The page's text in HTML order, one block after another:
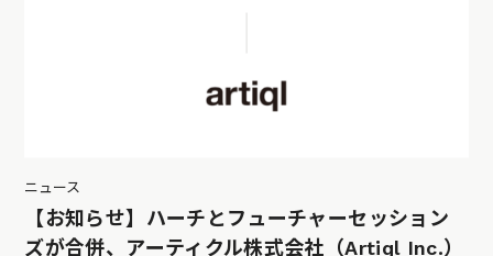
ニュース
【お知らせ】ハーチとフューチャーセッション
ズが合併、アーティクル株式会社（Artiql Inc.）